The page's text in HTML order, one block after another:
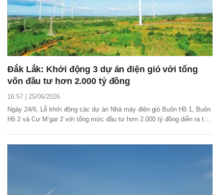
Đắk Lắk: Khởi động 3 dự án điện gió với tổng
vốn đầu tư hơn 2.000 tỷ đồng
16:57 | 25/06/2026
Ngày 24/6, Lễ khởi động các dự án Nhà máy điện gió Buôn Hồ 1, Buôn
Hồ 2 và Cư M’gar 2 với tổng mức đầu tư hơn 2.000 tỷ đồng diễn ra tại